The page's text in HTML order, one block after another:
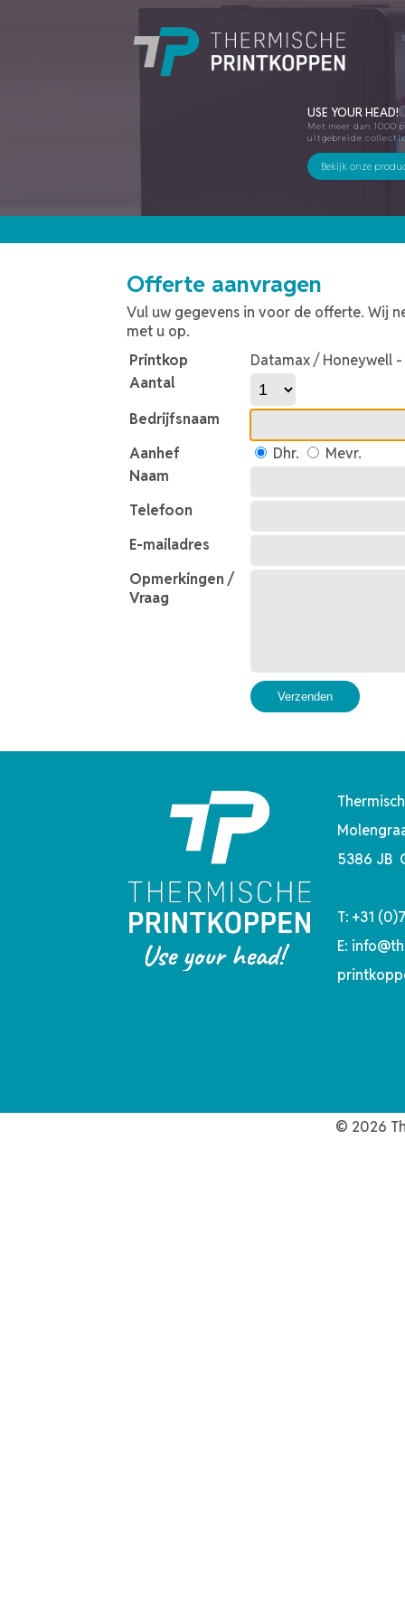
USE YOUR HEAD!
Met meer dan 1000
uitgebreide
Bekijk onze
Offerte aanvragen
Vul uw gegevens in voor de offerte. Wij
met u op.
Printkop
Datamax / Honeywell
Aantal
Bedrijfsnaam
Aanhef
Dhr.
Mevr.
Naam
Telefoon
E-mailadres
Opmerkingen /
Vraag
Verzenden
5386 JB
T: +31
E:
© 2026